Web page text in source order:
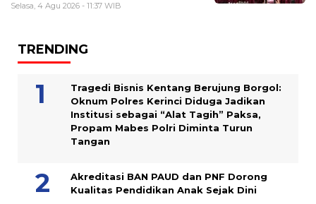
Selasa, 4 Agu 2026 - 11:37 WIB
TRENDING
Tragedi Bisnis Kentang Berujung Borgol:
Oknum Polres Kerinci Diduga Jadikan
Institusi sebagai “Alat Tagih” Paksa,
Propam Mabes Polri Diminta Turun
Tangan
Akreditasi BAN PAUD dan PNF Dorong
Kualitas Pendidikan Anak Sejak Dini